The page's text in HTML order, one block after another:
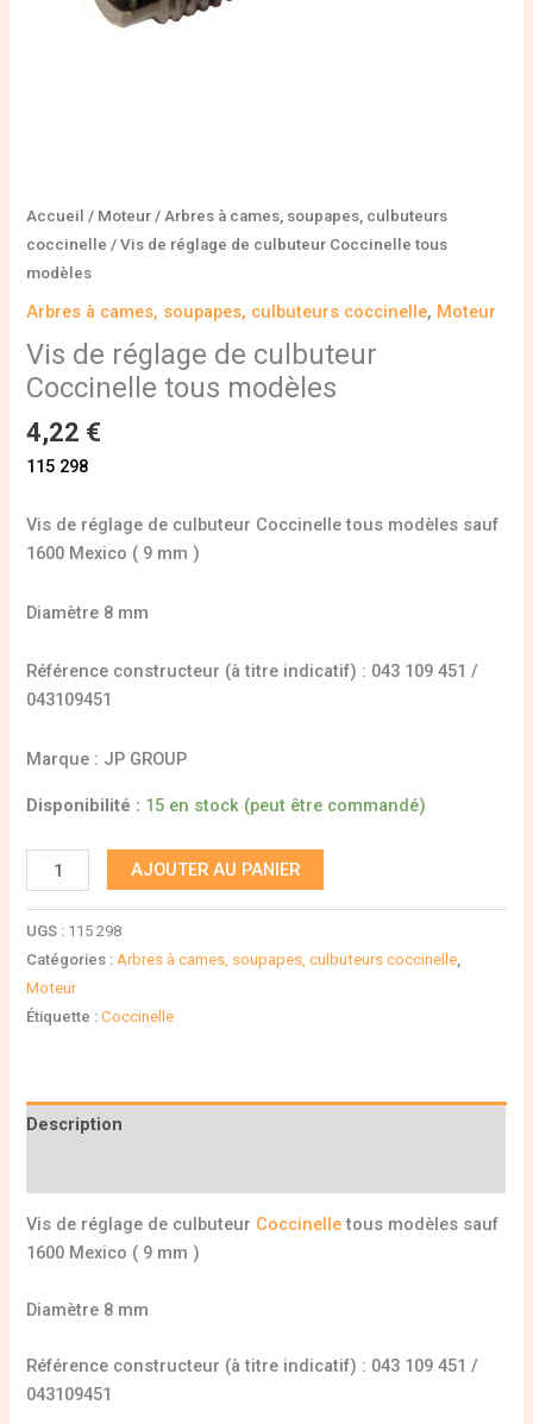
Accueil / Moteur / Arbres à cames, soupapes, culbuteurs
coccinelle / Vis de réglage de culbuteur Coccinelle tous
modèles
Arbres à cames, soupapes, culbuteurs coccinelle, Moteur
Vis de réglage de culbuteur
Coccinelle tous modèles
4,22 €
115 298
Vis de réglage de culbuteur Coccinelle tous modèles sauf
1600 Mexico ( 9 mm )
Diamètre 8 mm
Référence constructeur (à titre indicatif) : 043 109 451 /
043109451
Marque : JP GROUP
Disponibilité : 15 en stock (peut être commandé)
AJOUTER AU PANIER
UGS : 115 298
Catégories :Arbres à cames, soupapes, culbuteurs coccinelle,
Moteur
Étiquette :Coccinelle
Description
Vis de réglage de culbuteur Coccinelletous modèles sauf
1600 Mexico ( 9 mm )
Diamètre 8 mm
Référence constructeur (à titre indicatif) : 043 109 451 /
043109451